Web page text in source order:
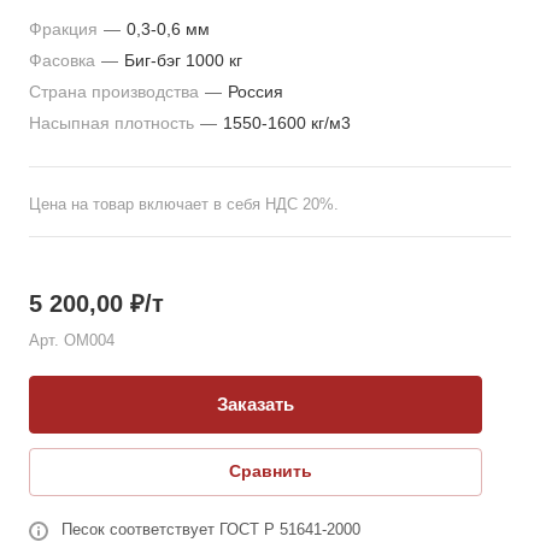
Фракция — 0,3-0,6 мм
Фасовка — Биг-бэг 1000 кг
Страна производства — Россия
Насыпная плотность — 1550-1600 кг/м3
Цена на товар включает в себя НДС 20%.
5 200,00 ₽/т
Арт. OM004
Заказать
Сравнить
Песок соответствует ГОСТ Р 51641-2000